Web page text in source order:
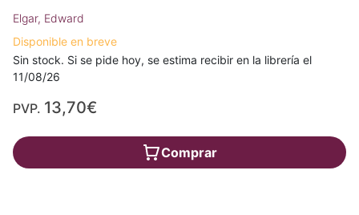
Elgar, Edward
Disponible en breve
Sin stock. Si se pide hoy, se estima recibir en la librería el
11/08/26
PVP. 13,70€
Comprar